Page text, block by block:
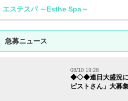
エステスパ ～Esthe Spa～
急募ニュース
08/10 19:28
◆◇◆連日大盛況に
ピストさん」大